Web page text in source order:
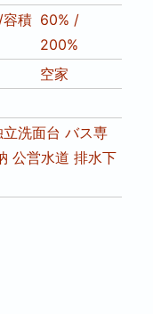
積 60% /
200%
空家
立洗面台 バス専
公営水道 排水下